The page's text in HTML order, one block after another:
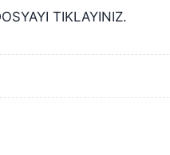
TIKLAYINIZ.